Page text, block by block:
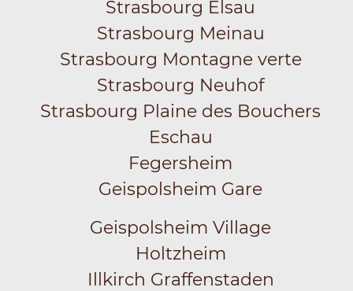
Strasbourg Elsau
Strasbourg Meinau
Strasbourg Montagne verte
Strasbourg Neuhof
Strasbourg Plaine des Bouchers
Eschau
Fegersheim
Geispolsheim Gare
Geispolsheim Village
Holtzheim
Illkirch Graffenstaden